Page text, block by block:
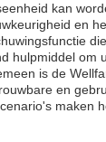
kan
en
hulpmiddel om
is de
en
maken